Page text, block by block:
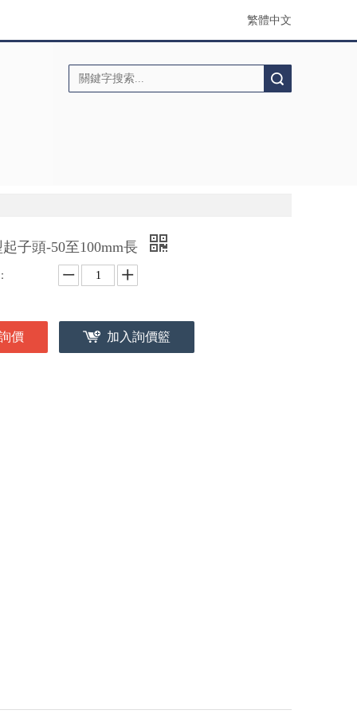
繁體中文
子頭-50至100mm長
價 加入詢價籃